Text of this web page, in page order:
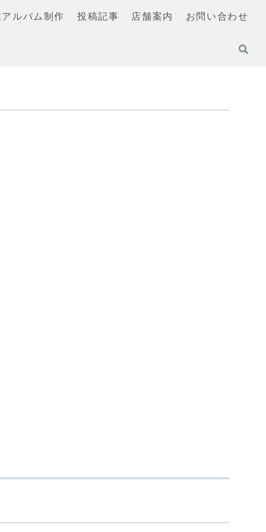
ルバム制作 投稿記事 店舗案内 お問い合わせ